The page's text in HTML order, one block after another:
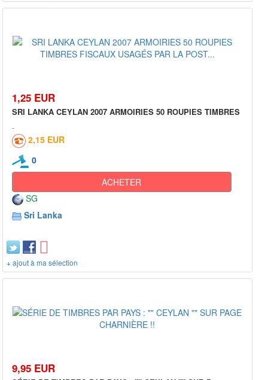
1,25 EUR
SRI LANKA CEYLAN 2007 ARMOIRIES 50 ROUPIES TIMBRES
2,15 EUR
0
ACHETER
SG
Sri Lanka
+ ajout à ma sélection
9,95 EUR